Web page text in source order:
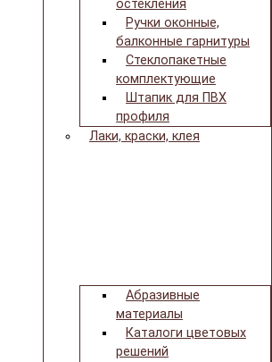
остекления
Ручки оконные,
балконные гарнитуры
Стеклопакетные
комплектующие
Штапик для ПВХ
профиля
Лаки, краски, клея
Абразивные
материалы
Каталоги цветовых
решений